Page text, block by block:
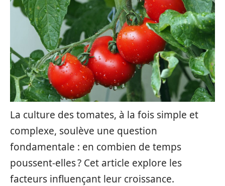
La culture des tomates, à la fois simple et
complexe, soulève une question
fondamentale : en combien de temps
poussent-elles ? Cet article explore les
facteurs influençant leur croissance.